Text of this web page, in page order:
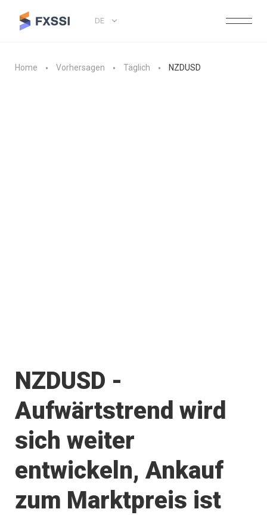
DE
Home Vorhersagen Täglich NZDUSD
NZDUSD -
Aufwärtstrend wird
sich weiter
entwickeln, Ankauf
zum Marktpreis ist